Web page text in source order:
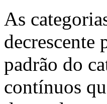
As
decrescente
padrão do
contínuos